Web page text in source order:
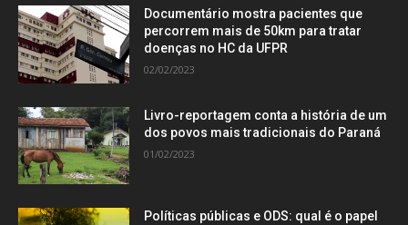
Documentário mostra pacientes que
percorrem mais de 50km para tratar
doenças no HC da UFPR
02/02/2023
Livro-reportagem conta a história de um
dos povos mais tradicionais do Paraná
01/02/2023
Políticas públicas e ODS: qual é o papel